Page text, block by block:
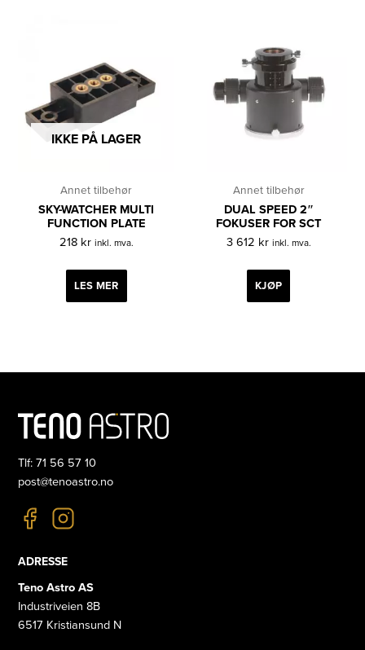
IKKE PÅ LAGER
Annet tilbehør
SKY-WATCHER MULTI
FUNCTION PLATE
218 kr inkl. mva.
LES MER
Annet tilbehør
DUAL SPEED 2″
FOKUSER FOR SCT
3 612 kr inkl. mva.
KJØP
Tlf: 71 56 57 10
post@tenoastro.no
ADRESSE
Teno Astro AS
Industriveien 8B
6517 Kristiansund N